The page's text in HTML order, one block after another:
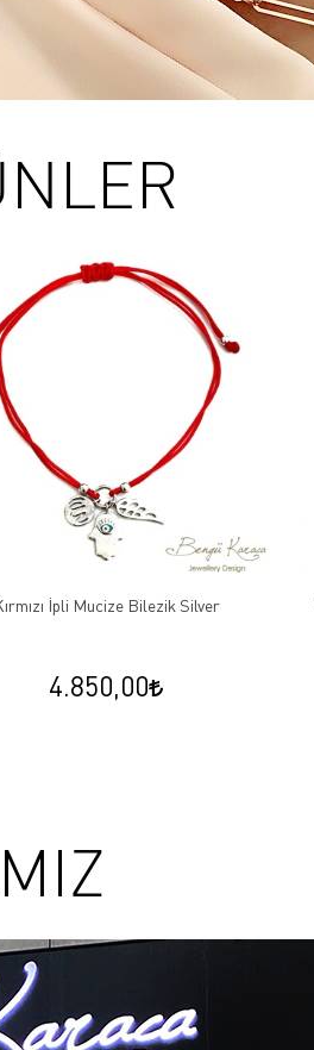
İpli Mucize Bilezik Silver
4.850,00